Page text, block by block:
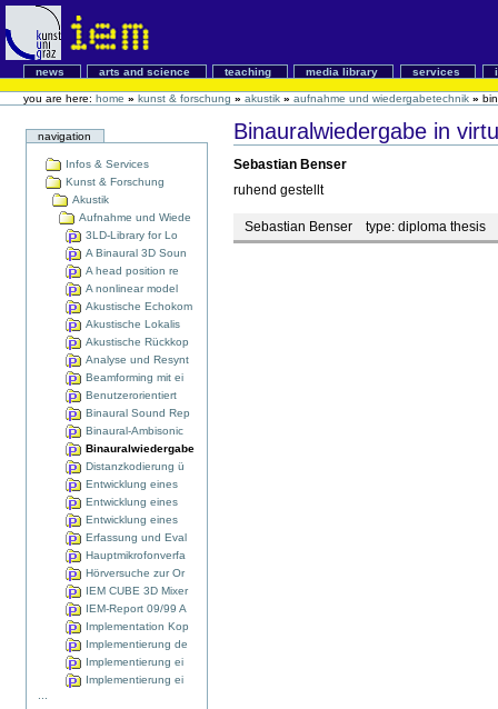
news arts and science teaching media library services
you are here: home » kunst & forschung » akustik » aufnahme und wiedergabetechnik »
navigation
Infos & Services
Kunst & Forschung
Akustik
Aufnahme und Wiede
3LD-Library for Lo
A Binaural 3D Soun
A head position re
A nonlinear model
Akustische Echokom
Akustische Lokalis
Akustische Rückkop
Analyse und Resynt
Beamforming mit ei
Benutzerorientiert
Binaural Sound Rep
Binaural-Ambisonic
Binauralwiedergabe
Distanzkodierung ü
Entwicklung eines
Entwicklung eines
Entwicklung eines
Erfassung und Eval
Hauptmikrofonverfa
Hörversuche zur Or
IEM CUBE 3D Mixer
IEM-Report 09/99 A
Implementation Kop
Implementierung de
Implementierung ei
Implementierung ei
Binauralwiedergabe in
Sebastian Benser
ruhend gestellt
Sebastian Bensertype: diploma thesis